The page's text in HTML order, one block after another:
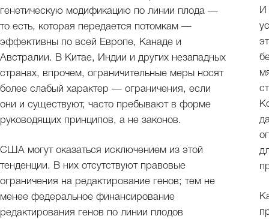
генетическую модификацию по линии плода —
то есть, которая передается потомкам —
эффективны по всей Европе, Канаде и
Австралии. В Китае, Индии и других незападных
странах, впрочем, ограничительные меры носят
более слабый характер — ограничения, если
они и существуют, часто пребывают в форме
руководящих принципов, а не законов.
США могут оказаться исключением из этой
тенденции. В них отсутствуют правовые
ограничения на редактирование генов; тем не
менее федеральное финансирование
редактирования генов по линии плодов
И